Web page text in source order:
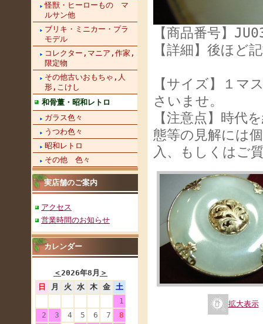
怪獣・ヒーローもの マ
ルサン他
ブリキ・ミニカー・プラ
モデル
コレクター,マニア,作家,
限定物
その他古いおもちゃ,人
形,こけし
和骨董・昭和レトロ
ガラス色々
うつわ色々
昭和レトロ
その他 色々
実店舗のご案内
アクセス
営業時間のお知らせ
カレンダー
＜2026年8月 ＞
日
月 火 水 木 金
土
1
2
3 4 5 6 7
8
【商品番号】
【詳細】後ほど
【サイズ】１マ
さいませ。
【注意点】時代
態等の見解には
入、もしくはご
拡大表示